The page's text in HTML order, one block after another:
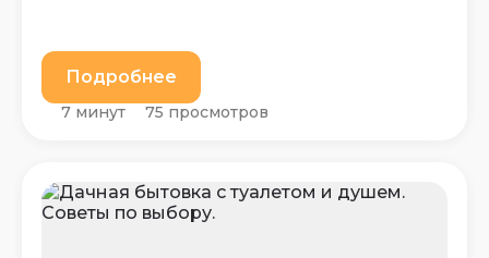
Подробнее
7 минут 75 просмотров